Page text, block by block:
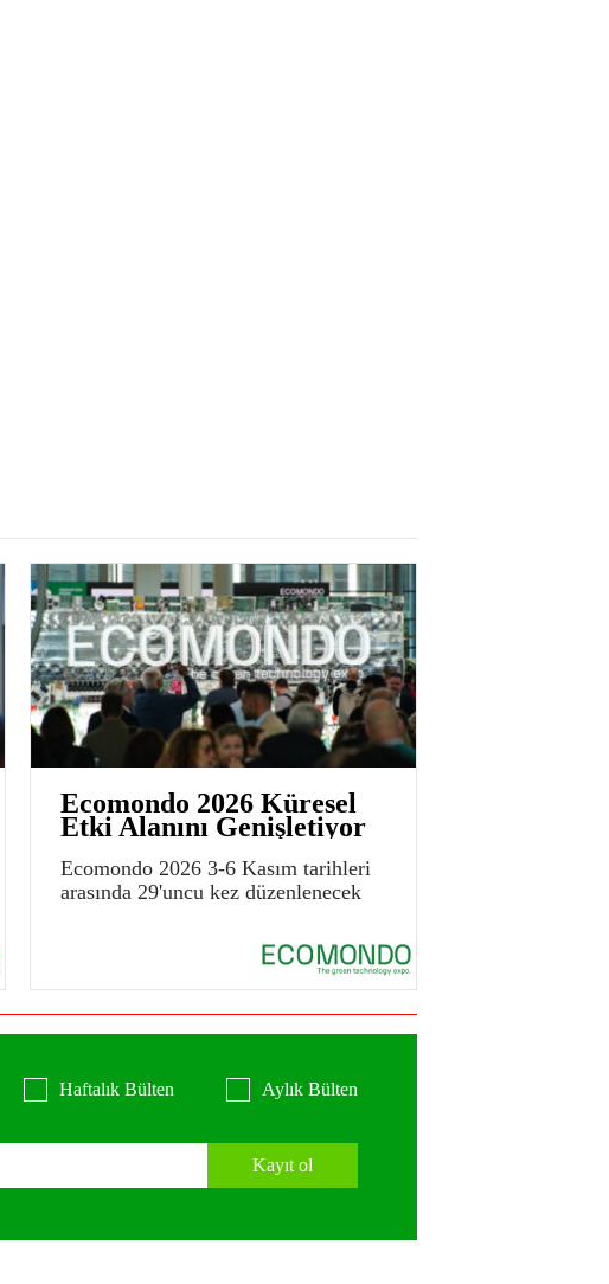
Ecomondo 2026 Küresel
Etki Alanını Genişletiyor
Ecomondo 2026 3-6 Kasım tarihleri
arasında 29'uncu kez düzenlenecek
Haftalık Bülten Aylık Bülten
Kayıt ol